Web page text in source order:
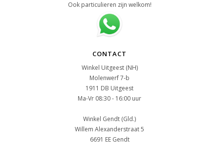
Ook particulieren zijn welkom!
CONTACT
Winkel Uitgeest (NH)
Molenwerf 7-b
1911 DB Uitgeest
Ma-Vr 08:30 - 16:00 uur
Winkel Gendt (Gld.)
Willem Alexanderstraat 5
6691 EE Gendt